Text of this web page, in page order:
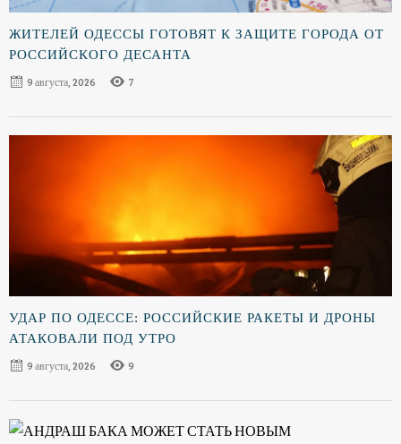
ЖИТЕЛЕЙ ОДЕССЫ ГОТОВЯТ К ЗАЩИТЕ ГОРОДА ОТ
РОССИЙСКОГО ДЕСАНТА
9 августа, 2026
7
УДАР ПО ОДЕССЕ: РОССИЙСКИЕ РАКЕТЫ И ДРОНЫ
АТАКОВАЛИ ПОД УТРО
9 августа, 2026
9